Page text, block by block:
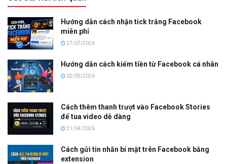
Hướng dẫn cách nhận tick trắng Facebook
miễn phí
27/07/2026
Hướng dẫn cách kiếm tiền từ Facebook cá nhân
02/05/2026
Cách thêm thanh trượt vào Facebook Stories
để tua video dễ dàng
21/04/2026
Cách gửi tin nhắn bí mật trên Facebook bằng
extension